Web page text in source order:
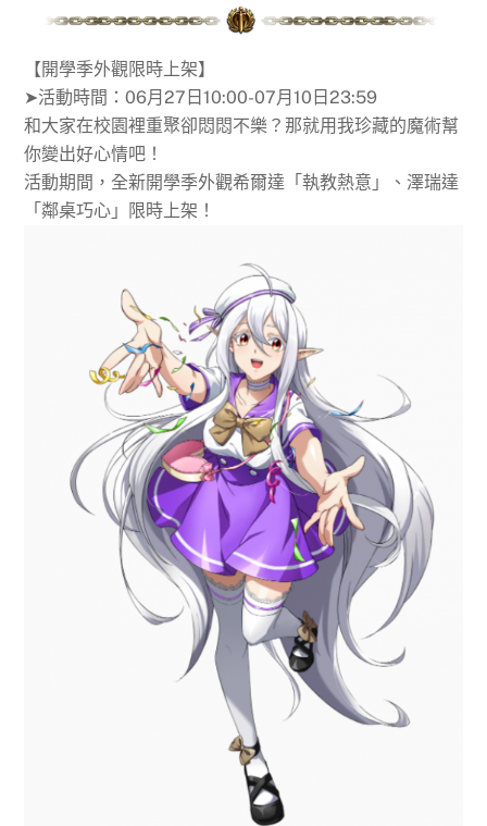
【開學季外觀限時上架】
➤活動時間：06月27日10:00-07月10日23:59
和大家在校園裡重聚卻悶悶不樂？那就用我珍藏的魔術幫
你變出好心情吧！
活動期間，全新開學季外觀希爾達「執教熱意」、澤瑞達
「鄰桌巧心」限時上架！